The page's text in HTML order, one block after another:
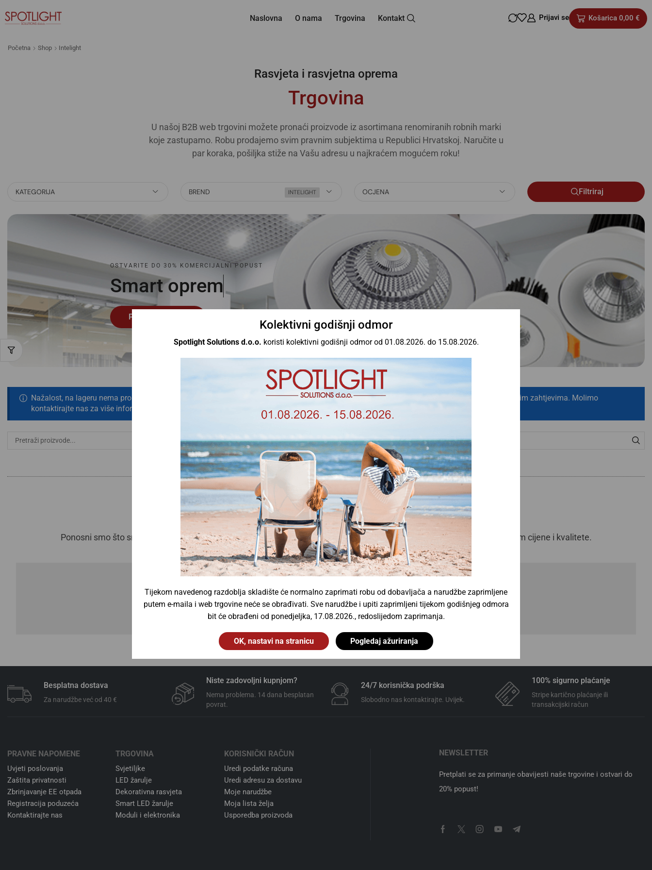
Kolektivni godišnji odmor
Spotlight Solutions d.o.o. koristi kolektivni godišnji odmor od 01.08.2026. do 15.08.2026.
Tijekom navedenog razdoblja skladište će normalno zaprimati robu od dobavljača a narudžbe zaprimljene
putem e-maila i web trgovine neće se obrađivati. Sve narudžbe i upiti zaprimljeni tijekom godišnjeg odmora
bit će obrađeni od ponedjeljka, 17.08.2026., redoslijedom zaprimanja.
OK, nastavi na stranicu Pogledaj ažuriranja
Naslovna O nama Trgovina Kontakt Prijavi se Košarica0,00€
Početna Shop Intelight
Rasvjeta i rasvjetna oprema
Trgovina
U našoj B2B web trgovini možete pronaći proizvode iz asortimana renomiranih robnih marki
koje zastupamo. Robu prodajemo svim pravnim subjektima u Republici Hrvatskoj. Naručite u
par koraka, pošiljka stiže na Vašu adresu u najkraćem mogućem roku!
KATEGORIJA BREND INTELIGHT OCJENA Filtriraj
OSTVARITE DO 30% KOMERCIJALNI POPUST
Smartoprema
Pogledaj ponudu
Nažalost, na lageru nema proizvoda koji odgovaraju tvojim kriterijima. Proizvodi od ove marke naručuju se i dobavljaju po specifičnom projektnim zahtjevima. Molimo
kontaktirajte nas za više informacija!
Spotlight Solutions d.o.o.
Vrhunski brandovi
Ponosni smo što smo dio međunarodnog poslovanja rasvjetom s najboljim svjetskim brendovima kao i izvrsnim odnosom cijene i kvalitete.
Besplatna dostava
Za narudžbe već od 40 €
Niste zadovoljni kupnjom?
Nema problema. 14 dana besplatan
povrat.
24/7 korisnička podrška
Slobodno nas kontaktirajte. Uvijek.
100% sigurno plaćanje
Stripe kartično plaćanje ili
transakcijski račun
PRAVNE NAPOMENE
Uvjeti poslovanja
Zaštita privatnosti
Zbrinjavanje EE otpada
Registracija poduzeća
Kontaktirajte nas
TRGOVINA
Svjetiljke
LED žarulje
Dekorativna rasvjeta
Smart LED žarulje
Moduli i elektronika
KORISNIČKI RAČUN
Uredi podatke računa
Uredi adresu za dostavu
Moje narudžbe
Moja lista želja
Usporedba proizvoda
NEWSLETTER
Pretplati se za primanje obavijesti naše trgovine i ostvari do
20% popust!